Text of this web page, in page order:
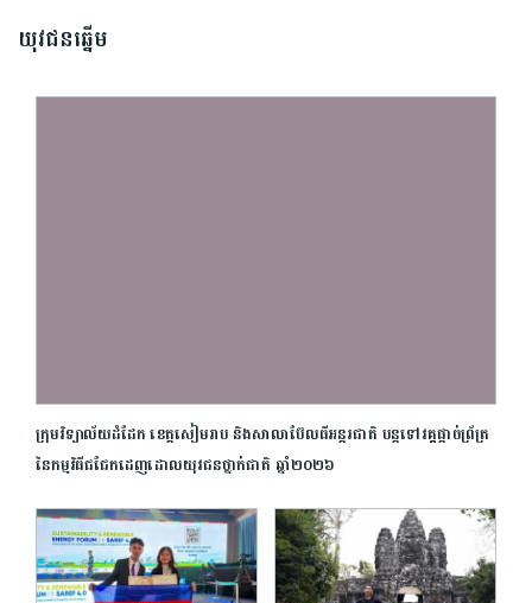
យុវជនឆ្នើម
ក្រុមវិទ្យាល័យ​ដំ​ដែក ​ខេត្ត​សៀមរាប​ ​និង​សាលា​ប៊ែល​ធី​អន្តរជាតិ​ ​បន្ត​ទៅ​វគ្គ​ផ្ដាច់ព្រ័ត្រ ​
នៃ​កម្មវិធី​ជជែក​ដេញដោល​យុវជន​ថ្នាក់​ជាតិ​ ​ឆ្នាំ​២០២៦​